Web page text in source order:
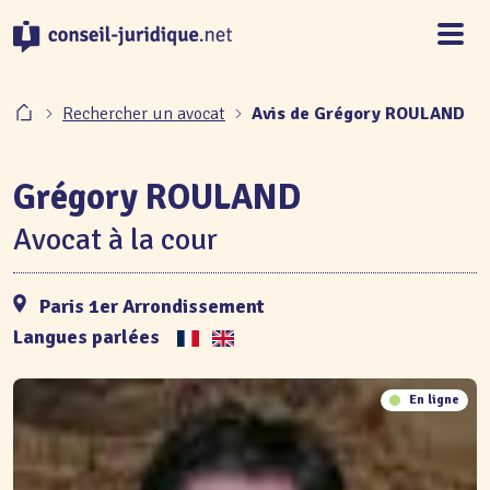
Rechercher un avocat Avis de Grégory ROULAND
En ligne
Grégory ROULAND
Avocat à la cour
Paris 1er Arrondissement
Langues parlées